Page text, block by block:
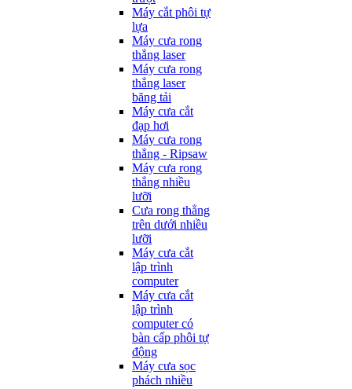
Máy cắt phôi tự
lựa
Máy cưa rong
thẳng laser
Máy cưa rong
thẳng laser
băng tải
Máy cưa cắt
đạp hơi
Máy cưa rong
thẳng - Ripsaw
Máy cưa rong
thẳng nhiều
lưỡi
Cưa rong thẳng
trên dưới nhiều
lưỡi
Máy cưa cắt
lập trình
computer
Máy cưa cắt
lập trình
computer có
bàn cấp phôi tự
động
Máy cưa sọc
phách nhiều